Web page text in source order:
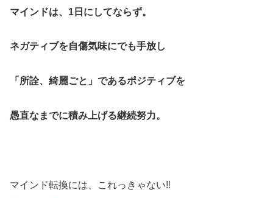
マインドは、1日にしてならず。
ネガティブを自傷気味にでも手放し
「所詮、綺麗ごと」であるポジティブを
愚直なまでに積み上げる継続努力。
マインド転換には、これっきゃない‼